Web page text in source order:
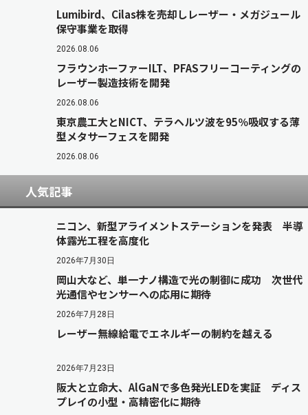
Lumibird、Cilas株を売却しレーザー・メガジュール
保守事業を取得
2026.08.06
フラウンホーファーILT、PFASフリーコーティングの
レーザー製造技術を開発
2026.08.06
東京農工大とNICT、テラヘルツ波を95％吸収する薄
型メタサーフェスを開発
2026.08.06
人気記事
ニコン、新型アライメントステーションを発表 半導
体露光工程を高度化
2026年7月30日
岡山大など、単一ナノ構造で光の制御に成功 次世代
光通信やセンサーへの応用に期待
2026年7月28日
レーザー無線給電でエネルギーの制約を越える
2026年7月23日
阪大と立命大、AlGaNで多色発光LEDを実証 ディス
プレイの小型・高精密化に期待